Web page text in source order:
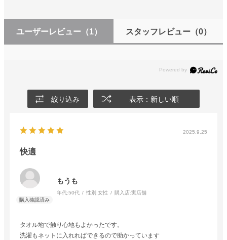
ユーザーレビュー （1） スタッフレビュー（0）
絞り込み 表示：新しい順
2025.9.25
快適
もうも
年代:50代 性別:女性 購入店:実店舗
タオル地で触り心地もよかったです。
洗濯もネットに入れればできるので助かっています